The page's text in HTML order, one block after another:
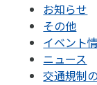
お知らせ
その他
イベント
ニュース
交通規制